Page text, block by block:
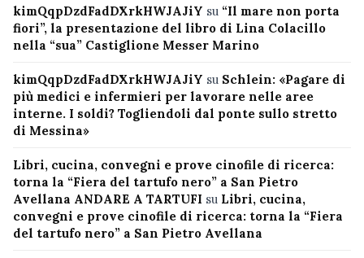
kimQqpDzdFadDXrkHWJAJiY su “Il mare non porta
fiori”, la presentazione del libro di Lina Colacillo
nella “sua” Castiglione Messer Marino
kimQqpDzdFadDXrkHWJAJiY su Schlein: «Pagare di
più medici e infermieri per lavorare nelle aree
interne. I soldi? Togliendoli dal ponte sullo stretto
di Messina»
Libri, cucina, convegni e prove cinofile di ricerca:
torna la “Fiera del tartufo nero” a San Pietro
Avellana ANDARE A TARTUFI su Libri, cucina,
convegni e prove cinofile di ricerca: torna la “Fiera
del tartufo nero” a San Pietro Avellana